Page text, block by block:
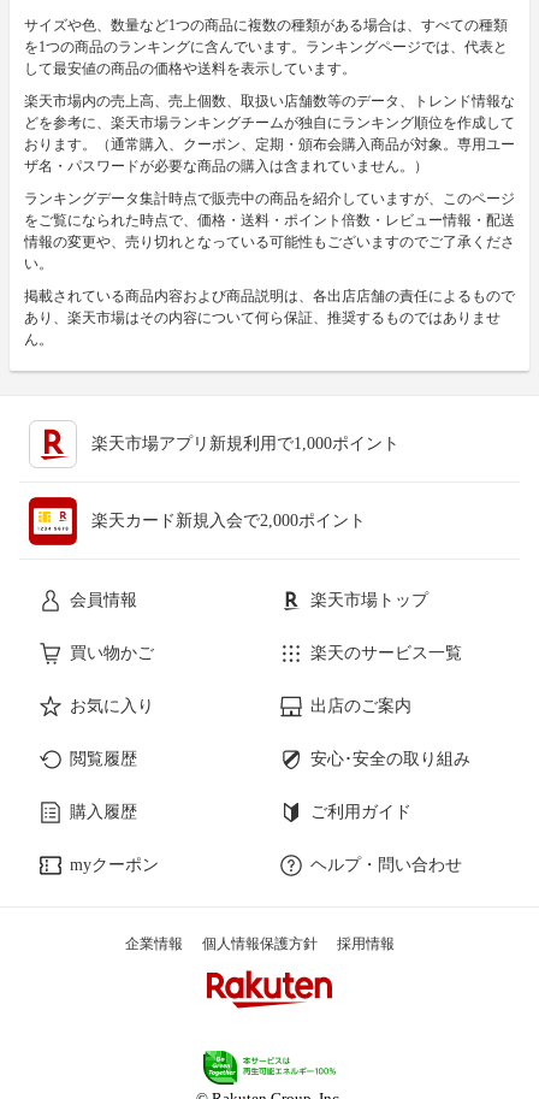
サイズや色、数量など1つの商品に複数の種類がある場合は、すべての種類
を1つの商品のランキングに含んでいます。ランキングページでは、代表と
して最安値の商品の価格や送料を表示しています。
楽天市場内の売上高、売上個数、取扱い店舗数等のデータ、トレンド情報な
どを参考に、楽天市場ランキングチームが独自にランキング順位を作成して
おります。（通常購入、クーポン、定期・頒布会購入商品が対象。専用ユー
ザ名・パスワードが必要な商品の購入は含まれていません。）
ランキングデータ集計時点で販売中の商品を紹介していますが、このページ
をご覧になられた時点で、価格・送料・ポイント倍数・レビュー情報・配送
情報の変更や、売り切れとなっている可能性もございますのでご了承くださ
い。
掲載されている商品内容および商品説明は、各出店店舗の責任によるもので
あり、楽天市場はその内容について何ら保証、推奨するものではありませ
ん。
楽天市場アプリ新規利用で1,000ポイント
楽天カード新規入会で2,000ポイント
会員情報 楽天市場トップ
買い物かご 楽天のサービス一覧
お気に入り 出店のご案内
閲覧履歴 安心･安全の取り組み
購入履歴 ご利用ガイド
myクーポン ヘルプ・問い合わせ
企業情報 個人情報保護方針 採用情報